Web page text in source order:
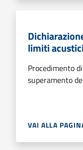
limiti acustici
Procedimento
superamento
VAI ALLA